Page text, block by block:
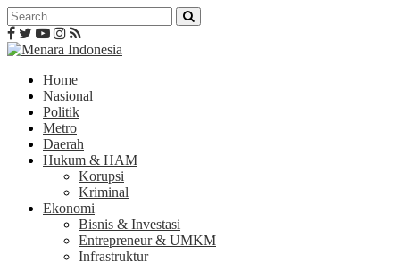
Home
Nasional
Politik
Metro
Daerah
Hukum & HAM
Korupsi
Kriminal
Ekonomi
Bisnis & Investasi
Entrepreneur & UMKM
Infrastruktur